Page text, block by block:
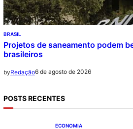
BRASIL
Projetos de saneamento podem
brasileiros
byRedação6 de agosto de 2026
POSTS RECENTES
ECONOMIA